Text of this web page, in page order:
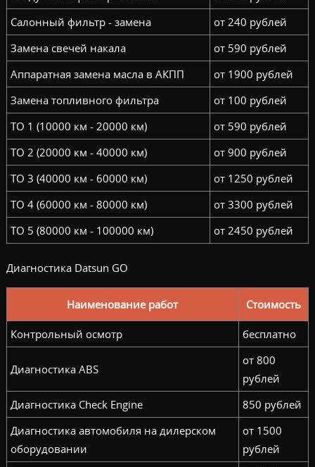
Салонный фильтр - замена
от 240 рублей
Замена свечей накала
от 590 рублей
Аппаратная замена масла в АКПП
от 1900 рублей
Замена топливного фильтра
от 100 рублей
ТО 1 (10000 км - 20000 км)
от 590 рублей
ТО 2 (20000 км - 40000 км)
от 900 рублей
ТО 3 (40000 км - 60000 км)
от 1250 рублей
ТО 4 (60000 км - 80000 км)
от 3300 рублей
ТО 5 (80000 км - 100000 км)
от 2450 рублей
Диагностика Datsun GO
Наименование работ Стоимость
Контрольный осмотр бесплатно
Диагностика ABS
от 800
рублей
Диагностика Check Engine
850 рублей
Диагностика автомобиля на дилерском
оборудовании
от 1500
рублей